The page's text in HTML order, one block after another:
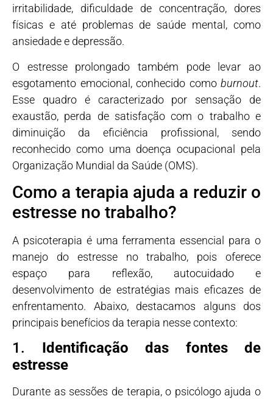
irritabilidade, dificuldade de concentração, dores
físicas e até problemas de saúde mental, como
ansiedade e depressão.
O estresse prolongado também pode levar ao
esgotamento emocional, conhecido como burnout.
Esse quadro é caracterizado por sensação de
exaustão, perda de satisfação com o trabalho e
diminuição da eficiência profissional, sendo
reconhecido como uma doença ocupacional pela
Organização Mundial da Saúde (OMS).
Como a terapia ajuda a reduzir o
estresse no trabalho?
A psicoterapia é uma ferramenta essencial para o
manejo do estresse no trabalho, pois oferece
espaço para reflexão, autocuidado e
desenvolvimento de estratégias mais eficazes de
enfrentamento. Abaixo, destacamos alguns dos
principais benefícios da terapia nesse contexto:
1. Identificação das fontes de
estresse
Durante as sessões de terapia, o psicólogo ajuda o